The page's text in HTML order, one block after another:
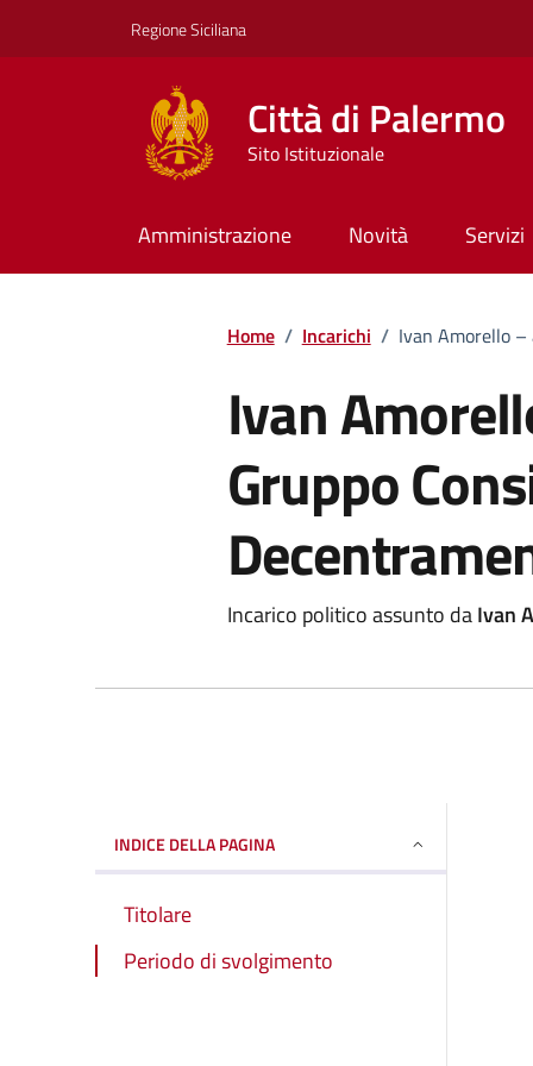
Regione Siciliana
Città di Palermo
Sito Istituzionale
Amministrazione Novità Servizi
Home / Incarichi / Ivan Amorello –
Ivan
Gruppo
Incarico politico assunto daIvan
INDICE DELLA PAGINA
Titolare
Periodo di svolgimento